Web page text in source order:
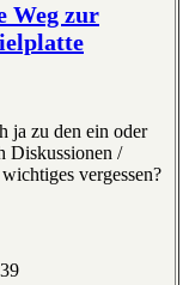
Weg zur
ja zu den ein oder
Diskussionen /
vergessen?